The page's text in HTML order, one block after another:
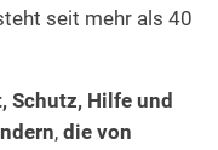
seit mehr als 40
Schutz, Hilfe und
, die von